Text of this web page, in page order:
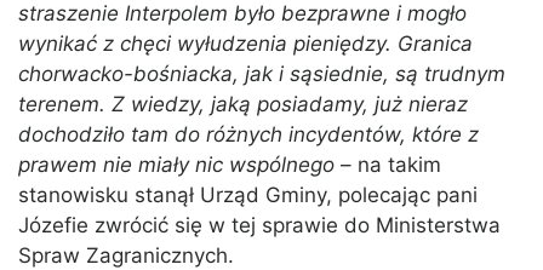
straszenie Interpolem było bezprawne i mogło
wynikać z chęci wyłudzenia pieniędzy. Granica
chorwacko-bośniacka, jak i sąsiednie, są trudnym
terenem. Z wiedzy, jaką posiadamy, już nieraz
dochodziło tam do różnych incydentów, które z
prawem nie miały nic wspólnego – na takim
stanowisku stanął Urząd Gminy, polecając pani
Józefie zwrócić się w tej sprawie do Ministerstwa
Spraw Zagranicznych.